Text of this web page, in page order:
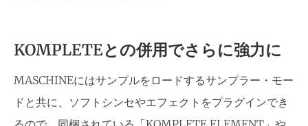
KOMPLETEとの併用でさらに強力に
MASCHINEにはサンプルをロードするサンプラー・モー
ドと共に、ソフトシンセやエフェクトをプラグインでき